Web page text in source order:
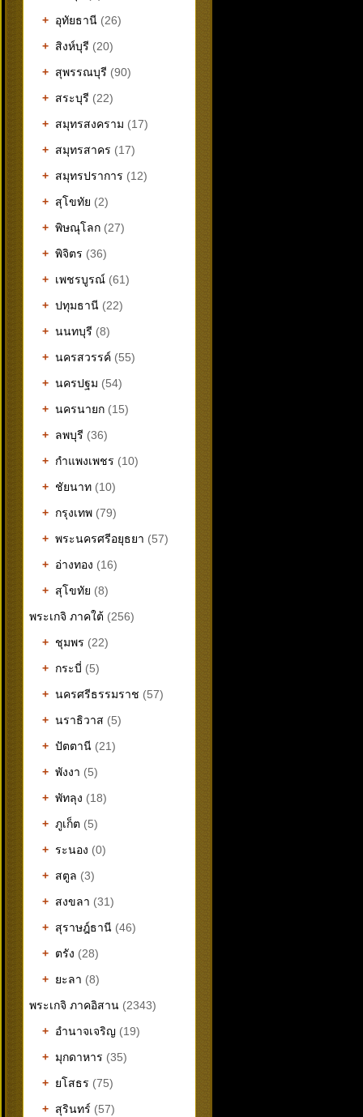
+ อุทัยธานี (26)
+ สิงห์บุรี (20)
+ สุพรรณบุรี (90)
+ สระบุรี (22)
+ สมุทรสงคราม (17)
+ สมุทรสาคร (17)
+ สมุทรปราการ (12)
+ สุโขทัย (2)
+ พิษณุโลก (27)
+ พิจิตร (36)
+ เพชรบูรณ์ (61)
+ ปทุมธานี (22)
+ นนทบุรี (8)
+ นครสวรรค์ (55)
+ นครปฐม (54)
+ นครนายก (15)
+ ลพบุรี (36)
+ กำแพงเพชร (10)
+ ชัยนาท (10)
+ กรุงเทพ (79)
+ พระนครศรีอยุธยา (57)
+ อ่างทอง (16)
+ สุโขทัย (8)
พระเกจิ ภาคใต้ (256)
+ ชุมพร (22)
+ กระบี่ (5)
+ นครศรีธรรมราช (57)
+ นราธิวาส (5)
+ ปัตตานี (21)
+ พังงา (5)
+ พัทลุง (18)
+ ภูเก็ต (5)
+ ระนอง (0)
+ สตูล (3)
+ สงขลา (31)
+ สุราษฎ์ธานี (46)
+ ตรัง (28)
+ ยะลา (8)
พระเกจิ ภาคอิสาน (2343)
+ อำนาจเจริญ (19)
+ มุกดาหาร (35)
+ ยโสธร (75)
+ สุรินทร์ (57)